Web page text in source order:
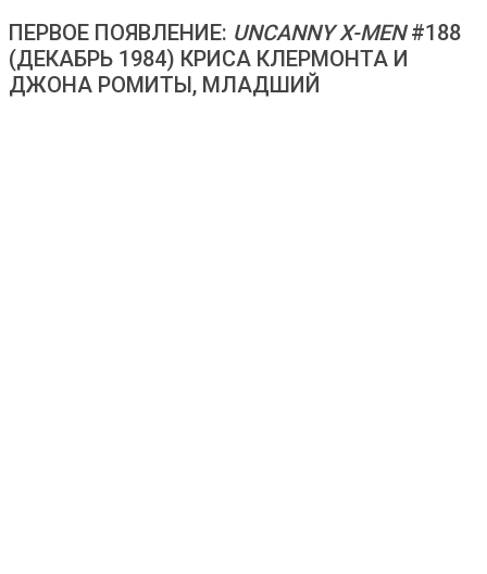
ПЕРВОЕ ПОЯВЛЕНИЕ: UNCANNY X-MEN#188
(ДЕКАБРЬ 1984) КРИСА КЛЕРМОНТА И
ДЖОНА РОМИТЫ, МЛАДШИЙ